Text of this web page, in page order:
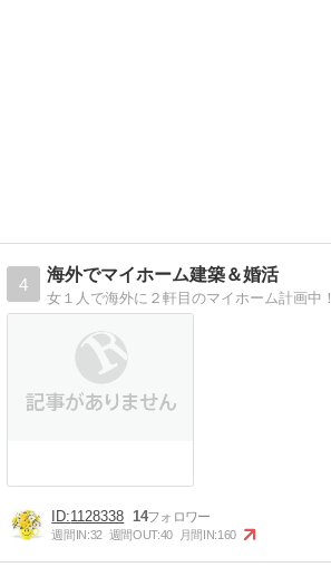
4
海外でマイホーム建築＆婚活
女１人で海外に２軒目のマイホーム計画中！
1128338 14
週間IN:32 週間OUT:40 月間IN:160